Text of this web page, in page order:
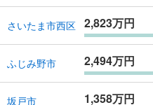
さいたま市西区 2,823万円
ふじみ野市 2,494万円
坂戸市 1,358万円